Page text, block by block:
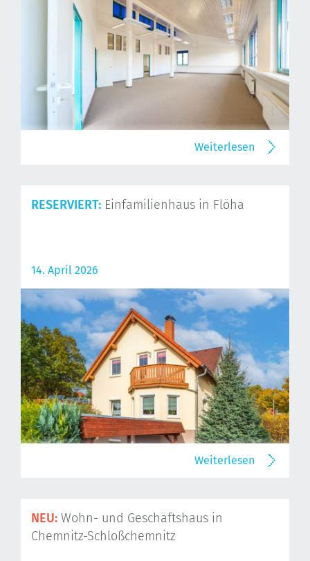
Weiterlesen
RESERVIERT: Einfamilienhaus in Flöha
14. April 2026
Weiterlesen
NEU: Wohn- und Geschäftshaus in
Chemnitz-Schloßchemnitz